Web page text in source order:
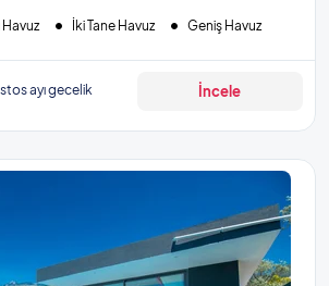
Havuz İki Tane Havuz Geniş Havuz
ayı gecelik İncele